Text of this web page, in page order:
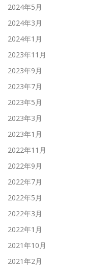
2024年5月
2024年3月
2024年1月
2023年11月
2023年9月
2023年7月
2023年5月
2023年3月
2023年1月
2022年11月
2022年9月
2022年7月
2022年5月
2022年3月
2022年1月
2021年10月
2021年2月